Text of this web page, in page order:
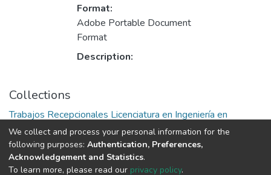
Format:
Adobe Portable Document
Format
Description:
Collections
Trabajos Recepcionales Licenciatura en Ingeniería en
Sistemas Computacionales
Av. Plutarco Elías Calles #1210 Fovissste Chamizal Ciudad Juárez,
We collect and process your personal information for the
following purposes: Authentication, Preferences,
Acknowledgement and Statistics.
To learn more, please read our privacy policy.